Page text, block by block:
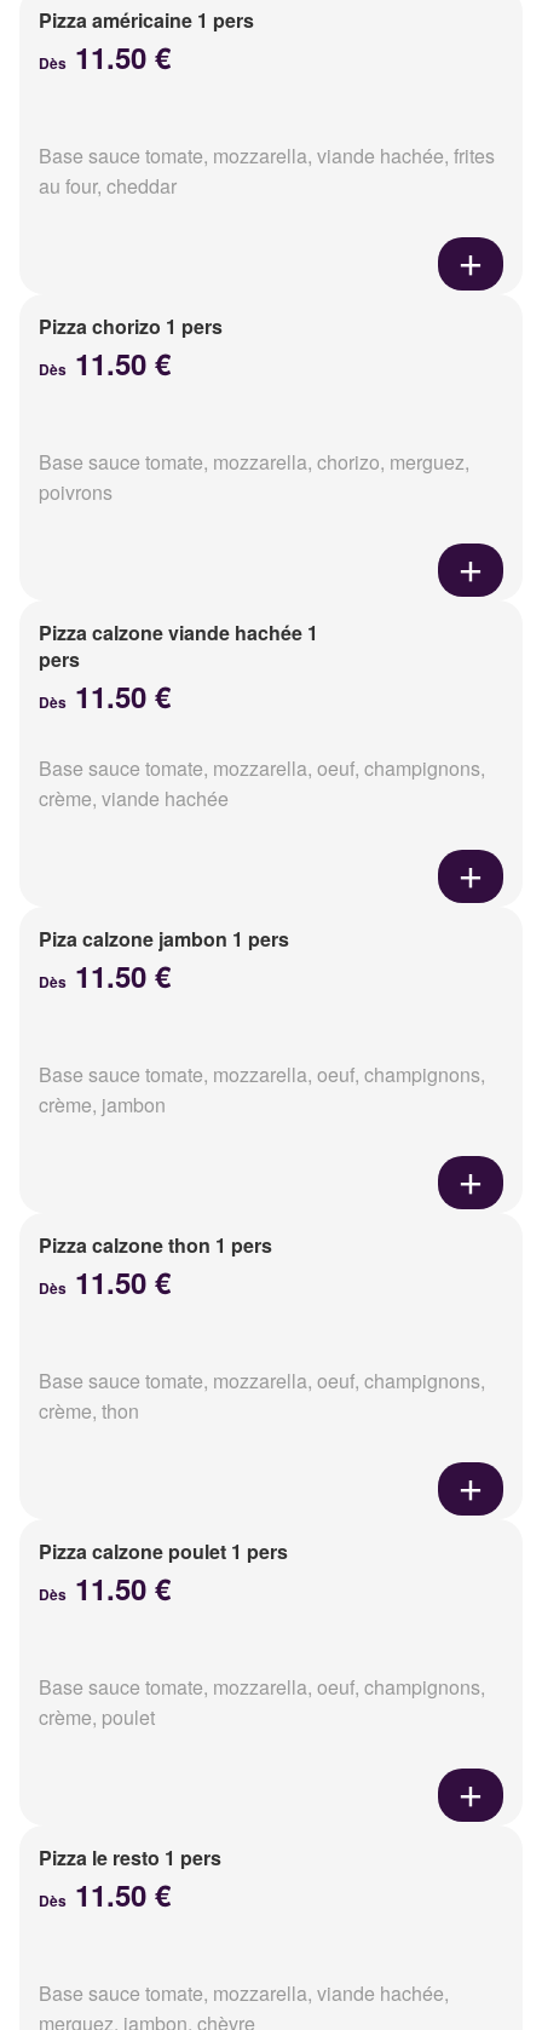
Pizza américaine 1 pers
Dès 11.50 €
Base sauce tomate, mozzarella, viande hachée, frites
au four, cheddar
Pizza chorizo 1 pers
Dès 11.50 €
Base sauce tomate, mozzarella, chorizo, merguez,
poivrons
Pizza calzone viande hachée 1
pers
Dès 11.50 €
Base sauce tomate, mozzarella, oeuf, champignons,
crème, viande hachée
Piza calzone jambon 1 pers
Dès 11.50 €
Base sauce tomate, mozzarella, oeuf, champignons,
crème, jambon
Pizza calzone thon 1 pers
Dès 11.50 €
Base sauce tomate, mozzarella, oeuf, champignons,
crème, thon
Pizza calzone poulet 1 pers
Dès 11.50 €
Base sauce tomate, mozzarella, oeuf, champignons,
crème, poulet
Pizza le resto 1 pers
Dès 11.50 €
Base sauce tomate, mozzarella, viande hachée,
merguez, jambon, chèvre